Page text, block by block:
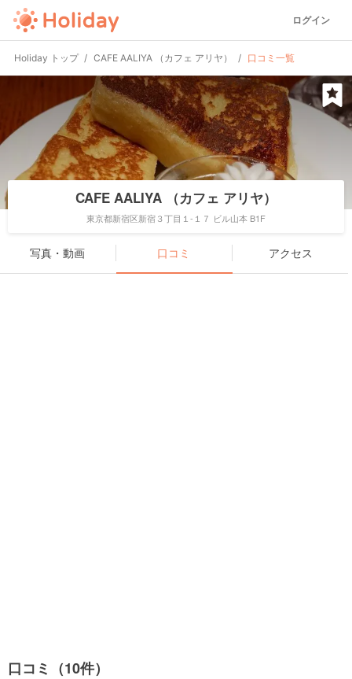
ログイン
Holiday トップ CAFE AALIYA （カフェ アリヤ） 口コミ一覧
CAFE AALIYA （カフェ アリヤ）
東京都新宿区新宿３丁目１-１７ ビル山本 B1F
写真・動画 口コミ アクセス
口コミ（10件）